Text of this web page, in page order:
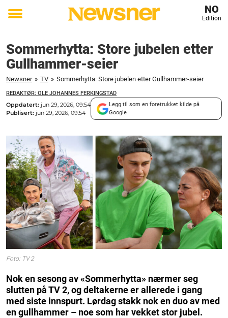
Toggle
NO
Edition
Sommerhytta: Store jubelen etter
Gullhammer-seier
Newsner » TV » Sommerhytta: Store jubelen etter Gullhammer-seier
REDAKTØR: OLE JOHANNES FERKINGSTAD
Oppdatert: jun 29, 2026, 09:54
Publisert: jun 29, 2026, 09:54
Legg til som en foretrukket kilde på
Google
Foto: TV 2
Nok en sesong av «Sommerhytta» nærmer seg
slutten på TV 2, og deltakerne er allerede i gang
med siste innspurt. Lørdag stakk nok en duo av med
en gullhammer – noe som har vekket stor jubel.